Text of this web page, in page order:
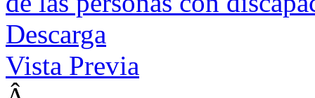
Descarga
Vista Previa